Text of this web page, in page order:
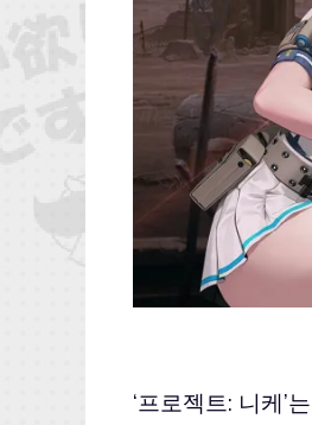
‘프로젝트: 니케’